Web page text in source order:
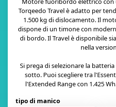
Torqeedo Travel è adatto per
1.500 kg di dislocamento. Il
dispone di un timone con
di bordo. Il Travel è disponibile
nella
Si prega di selezionare la
sotto. Puoi scegliere tra
l'Extended Range con 1.425
tipo di manico